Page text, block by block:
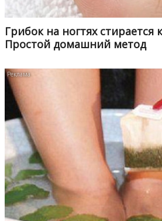
Грибок на ногтях стирается
Простой домашний метод